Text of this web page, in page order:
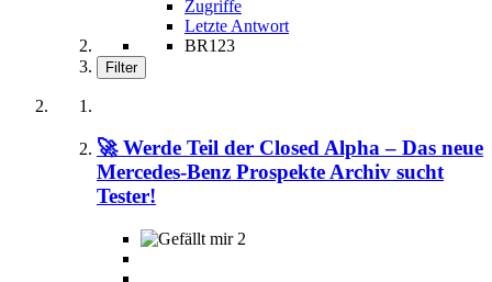
Zugriffe
Letzte Antwort
BR123
Filter
🚀 Werde Teil der Closed Alpha – Das neue
Mercedes-Benz Prospekte Archiv sucht
Tester!
2